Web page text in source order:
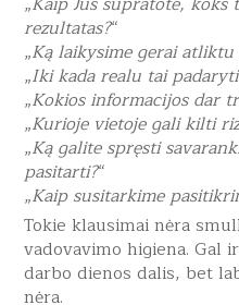
rezultatas?“
„Ką laikysime gerai atliktu
„Iki kada realu tai
„Kokios informacijos dar
„Kurioje vietoje gali kilti
„Ką galite spręsti
pasitarti?“
„Kaip susitarkime
Tokie klausimai nėra
vadovavimo higiena. Gal
darbo dienos dalis, bet
nėra.